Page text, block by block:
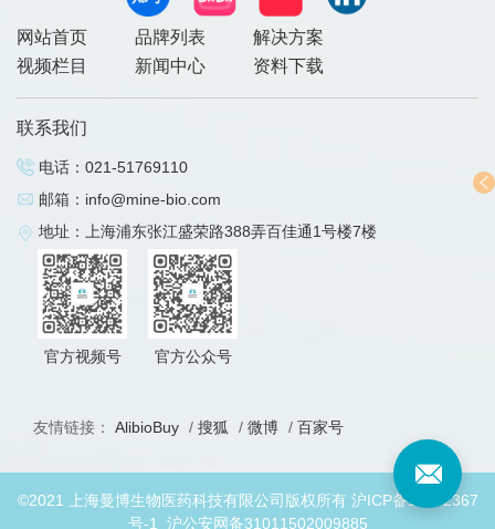
网站首页 品牌列表
解决方案
视频栏目
新闻中心 资料下载
联系我们
电话： 021-51769110
邮箱： info@mine-bio.com
地址：上海浦东张江盛荣路388弄百佳通1号楼7楼
官方视频号 官方公众号
友情链接： AlibioBuy / 搜狐 / 微博 / 百家号
©2021 上海曼博生物医药科技有限公司版权所有 沪ICP备19032367
号-1
沪公安网备31011502009885